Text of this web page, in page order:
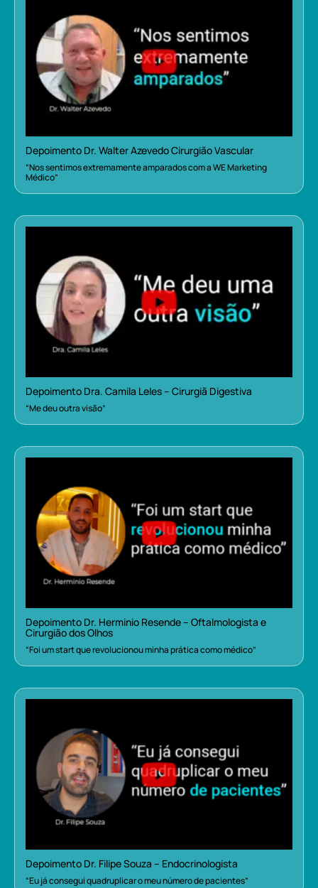
Depoimento Dr. Walter Azevedo Cirurgião Vascular
“Nos sentimos extremamente amparados com a WE Marketing
Médico”
Depoimento Dra. Camila Leles – Cirurgiã Digestiva
“Me deu outra visão”
Depoimento Dr. Herminio Resende – Oftalmologista e
Cirurgião dos Olhos
“Foi um start que revolucionou minha prática como médico”
Depoimento Dr. Filipe Souza – Endocrinologista
“Eu já consegui quadruplicar o meu número de pacientes”